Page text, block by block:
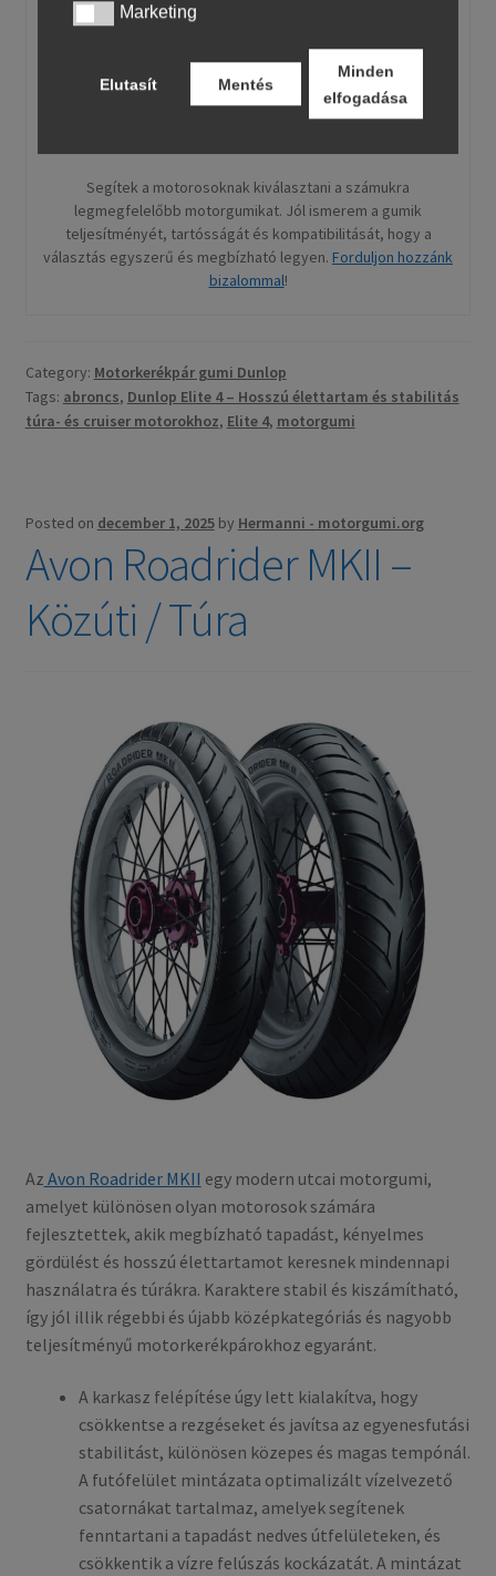
Segítek a motorosoknak kiválasztani a számukra
legmegfelelőbb motorgumikat. Jól ismerem a gumik
teljesítményét, tartósságát és kompatibilitását, hogy a
választás egyszerű és megbízható legyen. Forduljon hozzánk
bizalommal!
Category: Motorkerékpár gumi Dunlop
Tags: abroncs, Dunlop Elite 4 – Hosszú élettartam és stabilitás
túra- és cruiser motorokhoz, Elite 4, motorgumi
Posted on december 1, 2025 by Hermanni - motorgumi.org
Avon Roadrider MKII –
Közúti / Túra
Az Avon Roadrider MKII egy modern utcai motorgumi,
amelyet különösen olyan motorosok számára
fejlesztettek, akik megbízható tapadást, kényelmes
gördülést és hosszú élettartamot keresnek mindennapi
használatra és túrákra. Karaktere stabil és kiszámítható,
így jól illik régebbi és újabb középkategóriás és nagyobb
teljesítményű motorkerékpárokhoz egyaránt.
A karkasz felépítése úgy lett kialakítva, hogy
csökkentse a rezgéseket és javítsa az egyenesfutási
stabilitást, különösen közepes és magas tempónál.
A futófelület mintázata optimalizált vízelvezető
csatornákat tartalmaz, amelyek segítenek
fenntartani a tapadást nedves útfelületeken, és
csökkentik a vízre felúszás kockázatát. A mintázat
MarketingMarketing
Elutasít Mentés
Minden
elfogadása